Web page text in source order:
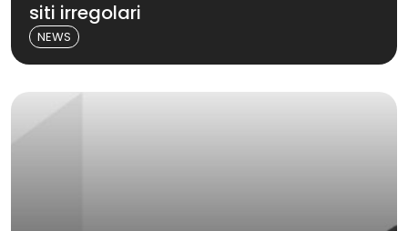
siti irregolari
NEWS